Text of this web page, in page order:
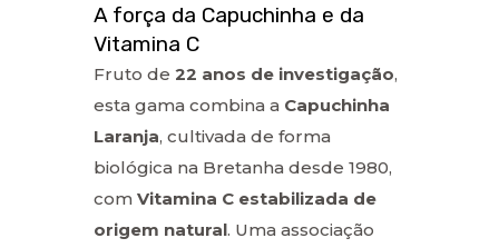
A força da Capuchinha e da
Vitamina C
Fruto de 22 anos de investigação,
esta gama combina a Capuchinha
Laranja, cultivada de forma
biológica na Bretanha desde 1980,
com Vitamina C estabilizada de
origem natural. Uma associação